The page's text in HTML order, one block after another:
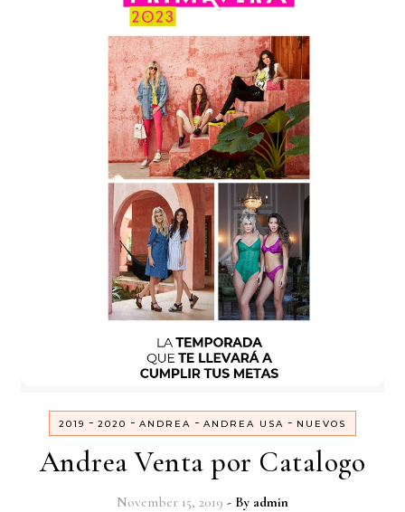
2019 - 2020 - ANDREA - ANDREA USA - NUEVOS
Andrea Venta por Catalogo
November 15, 2019 - By admin